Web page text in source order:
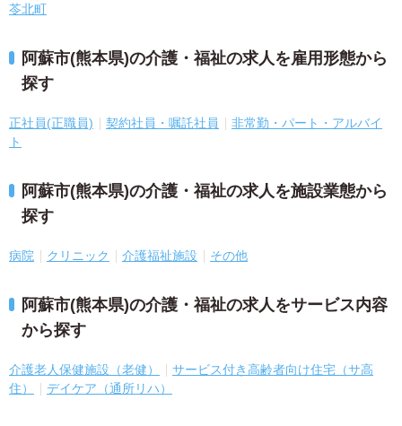
苓北町
阿蘇市(熊本県)の介護・福祉の求人を雇用形態から
探す
正社員(正職員) 契約社員・嘱託社員
非常勤・パート・アルバイ
ト
阿蘇市(熊本県)の介護・福祉の求人を施設業態から
探す
病院 クリニック 介護福祉施設 その他
阿蘇市(熊本県)の介護・福祉の求人をサービス内容
から探す
介護老人保健施設（老健）
サービス付き高齢者向け住宅（サ高
住）
デイケア（通所リハ）